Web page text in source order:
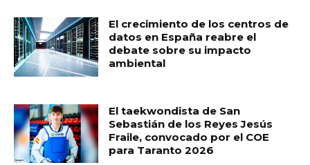
El crecimiento de los centros de
datos en España reabre el
debate sobre su impacto
ambiental
El taekwondista de San
Sebastián de los Reyes Jesús
Fraile, convocado por el COE
para Taranto 2026